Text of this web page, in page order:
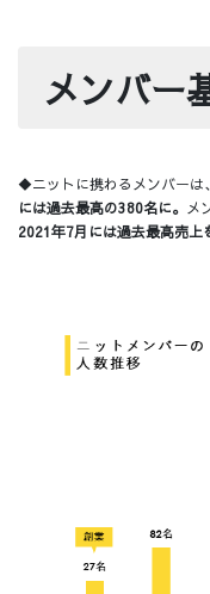
メンバー
◆ニットに携わるメンバーは
には過去最高の380名に。 メ
2021年7月には過去最高売上